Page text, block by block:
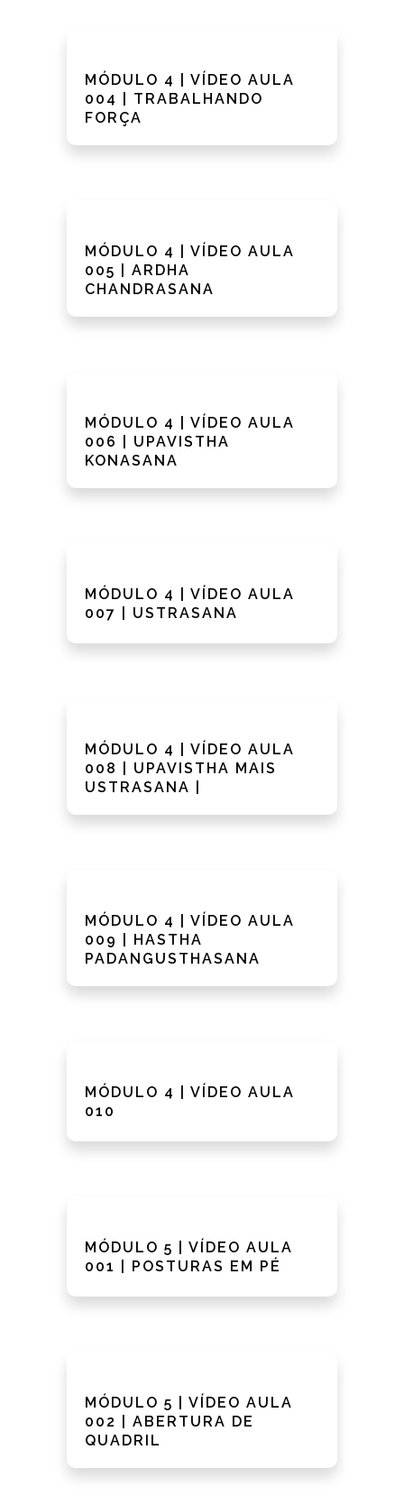
MÓDULO 4 | VÍDEO AULA
004 | TRABALHANDO
FORÇA
MÓDULO 4 | VÍDEO AULA
005 | ARDHA
CHANDRASANA
MÓDULO 4 | VÍDEO AULA
006 | UPAVISTHA
KONASANA
MÓDULO 4 | VÍDEO AULA
007 | USTRASANA
MÓDULO 4 | VÍDEO AULA
008 | UPAVISTHA MAIS
USTRASANA |
MÓDULO 4 | VÍDEO AULA
009 | HASTHA
PADANGUSTHASANA
MÓDULO 4 | VÍDEO AULA
010
MÓDULO 5 | VÍDEO AULA
001 | POSTURAS EM PÉ
MÓDULO 5 | VÍDEO AULA
002 | ABERTURA DE
QUADRIL